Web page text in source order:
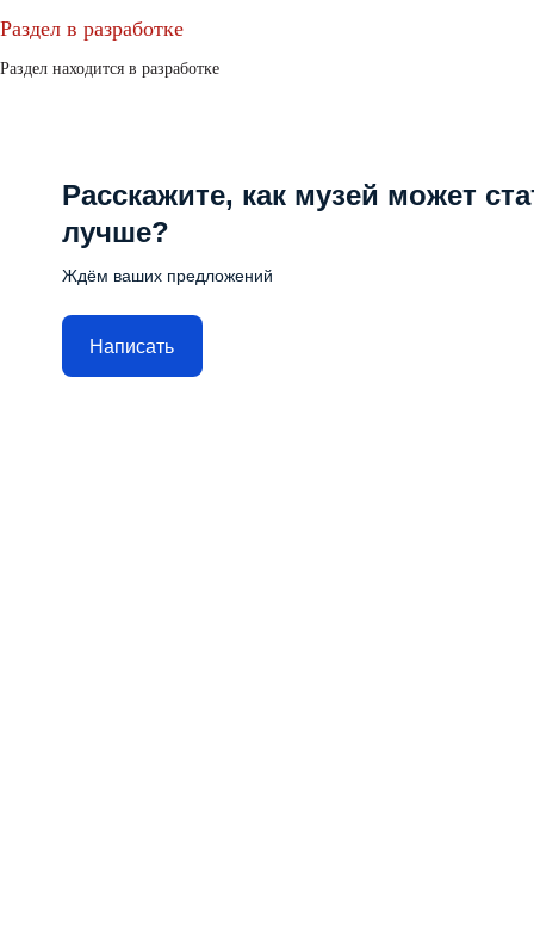
Раздел в разработке
Раздел находится в разработке
Расскажите, как музей может
лучше?
Ждём ваших предложений
Написать